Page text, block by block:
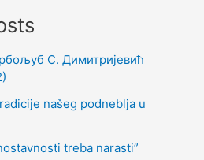
С. Димитријевић
našeg podneblja u
treba narasti”